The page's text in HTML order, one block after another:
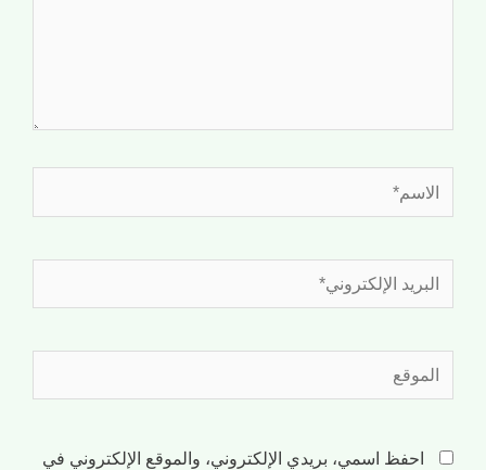
احفظ اسمي، بريدي الإلكتروني، والموقع الإلكتروني في